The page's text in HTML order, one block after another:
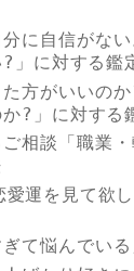
分に自信がな
」 に対する鑑
た方がいいの
?」 に対する
相談「職業・
愛運を見て欲し
て悩んでいる